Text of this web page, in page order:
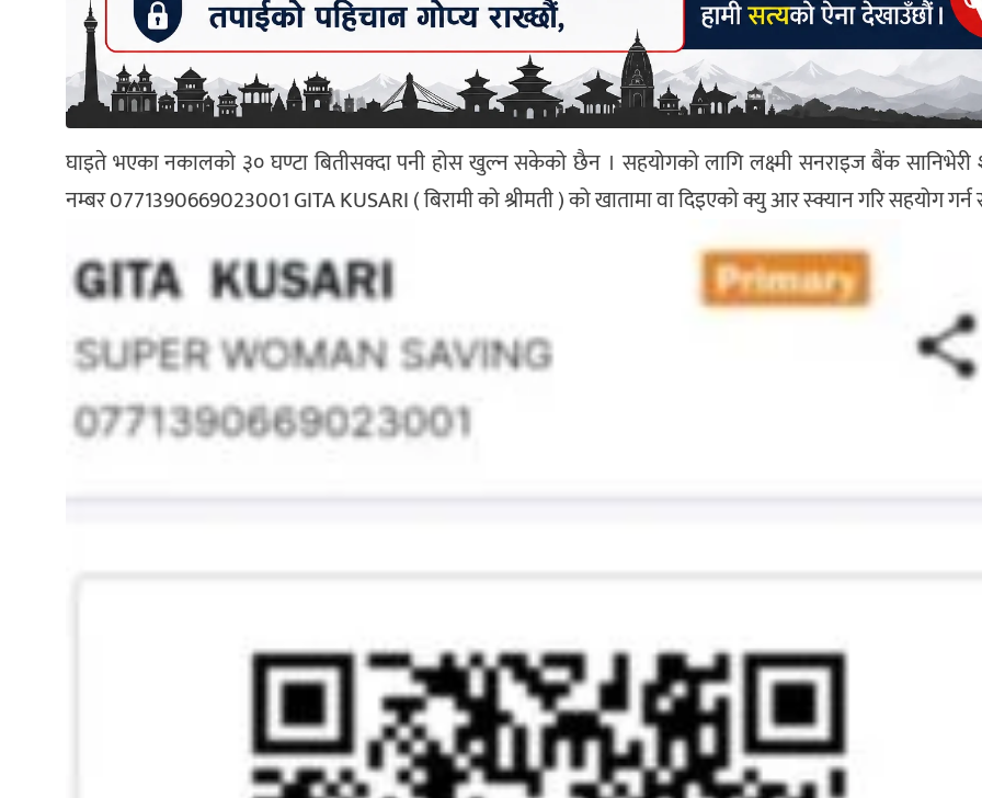
घाइते भएका नकालको ३० घण्टा बितीसक्दा पनी होस खुल्न‌ सकेको छैन । सहयोगको लागि लक्ष्मी सनराइज बैंक सानिभेरी
नम्बर 0771390669023001 GITA KUSARI ( बिरामी को श्रीमती ) को खातामा वा दिइएको क्यु आर स्क्यान गरि सहयोग